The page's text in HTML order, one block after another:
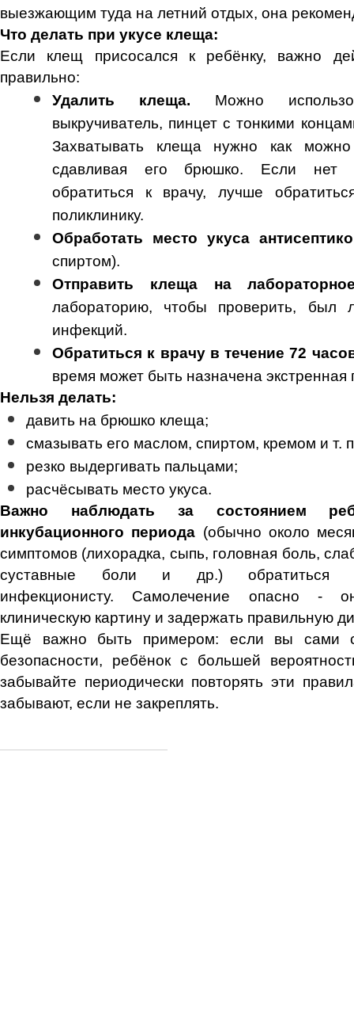
выезжающим туда на летний отдых, она
Что делать при укусе клеща:
Если клещ присосался к ребёнку, важно
правильно:
Удалить клеща. Можно
выкручиватель, пинцет с тонкими
Захватывать клеща нужно как
сдавливая его брюшко. Если нет
обратиться к врачу, лучше
поликлинику.
Обработать место укуса
спиртом).
Отправить клеща на
лабораторию, чтобы проверить, был
инфекций.
Обратиться к врачу в течение 72
время может быть назначена
Нельзя делать:
давить на брюшко клеща;
смазывать его маслом, спиртом, кремом и т.
резко выдергивать пальцами;
расчёсывать место укуса.
Важно наблюдать за состоянием
инкубационного периода (обычно около
симптомов (лихорадка, сыпь, головная боль,
суставные боли и др.) обратиться
инфекционисту. Самолечение опасно -
клиническую картину и задержать правильную
Ещё важно быть примером: если вы сами
безопасности, ребёнок с большей
забывайте периодически повторять эти
забывают, если не закреплять.